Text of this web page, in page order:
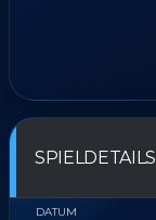
SPIELDETAILS
DATUM